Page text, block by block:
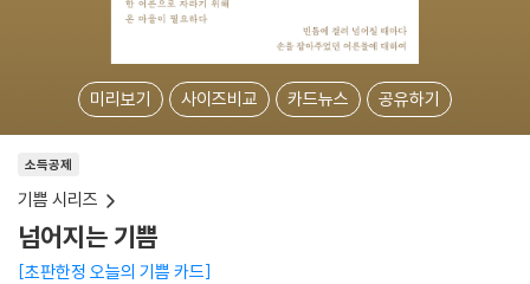
미리보기 사이즈비교 카드뉴스 공유하기
소득공제
기쁨 시리즈
넘어지는 기쁨
초판한정 오늘의 기쁨 카드